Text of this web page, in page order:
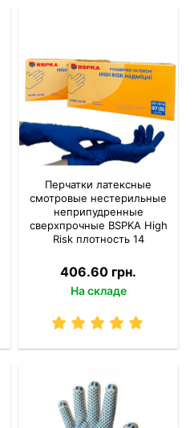
Перчатки латексные
смотровые нестерильные
неприпудренные
сверхпрочные BSPKA High
Risk плотность 14
406.60 грн.
На складе